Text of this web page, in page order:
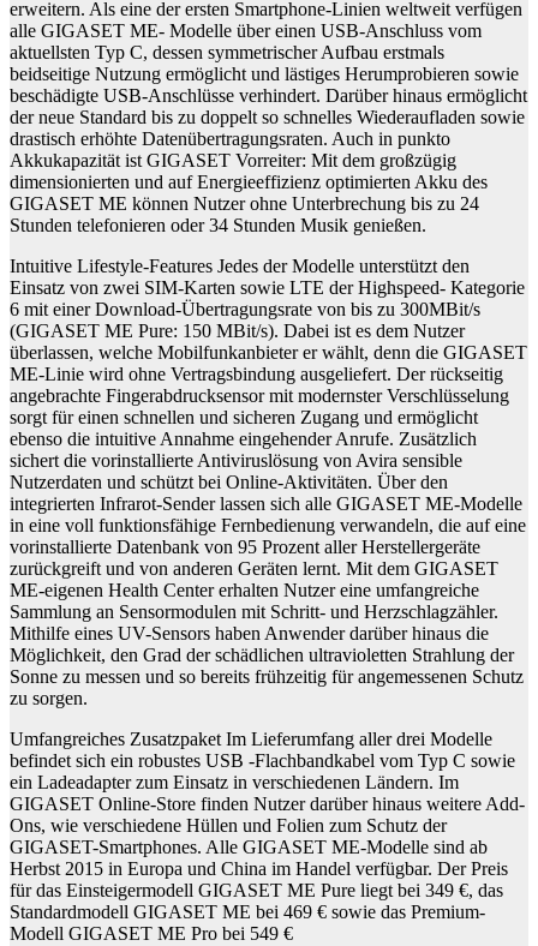
erweitern. Als eine der ersten Smartphone-Linien weltweit verfügen
alle GIGASET ME- Modelle über einen USB-Anschluss vom
aktuellsten Typ C, dessen symmetrischer Aufbau erstmals
beidseitige Nutzung ermöglicht und lästiges Herumprobieren sowie
beschädigte USB-Anschlüsse verhindert. Darüber hinaus ermöglicht
der neue Standard bis zu doppelt so schnelles Wiederaufladen sowie
drastisch erhöhte Datenübertragungsraten. Auch in punkto
Akkukapazität ist GIGASET Vorreiter: Mit dem großzügig
dimensionierten und auf Energieeffizienz optimierten Akku des
GIGASET ME können Nutzer ohne Unterbrechung bis zu 24
Stunden telefonieren oder 34 Stunden Musik genießen.
Intuitive Lifestyle-Features Jedes der Modelle unterstützt den
Einsatz von zwei SIM-Karten sowie LTE der Highspeed- Kategorie
6 mit einer Download-Übertragungsrate von bis zu 300MBit/s
(GIGASET ME Pure: 150 MBit/s). Dabei ist es dem Nutzer
überlassen, welche Mobilfunkanbieter er wählt, denn die GIGASET
ME-Linie wird ohne Vertragsbindung ausgeliefert. Der rückseitig
angebrachte Fingerabdrucksensor mit modernster Verschlüsselung
sorgt für einen schnellen und sicheren Zugang und ermöglicht
ebenso die intuitive Annahme eingehender Anrufe. Zusätzlich
sichert die vorinstallierte Antiviruslösung von Avira sensible
Nutzerdaten und schützt bei Online-Aktivitäten. Über den
integrierten Infrarot-Sender lassen sich alle GIGASET ME-Modelle
in eine voll funktionsfähige Fernbedienung verwandeln, die auf eine
vorinstallierte Datenbank von 95 Prozent aller Herstellergeräte
zurückgreift und von anderen Geräten lernt. Mit dem GIGASET
ME-eigenen Health Center erhalten Nutzer eine umfangreiche
Sammlung an Sensormodulen mit Schritt- und Herzschlagzähler.
Mithilfe eines UV-Sensors haben Anwender darüber hinaus die
Möglichkeit, den Grad der schädlichen ultravioletten Strahlung der
Sonne zu messen und so bereits frühzeitig für angemessenen Schutz
zu sorgen.
Umfangreiches Zusatzpaket Im Lieferumfang aller drei Modelle
befindet sich ein robustes USB -Flachbandkabel vom Typ C sowie
ein Ladeadapter zum Einsatz in verschiedenen Ländern. Im
GIGASET Online-Store finden Nutzer darüber hinaus weitere Add-
Ons, wie verschiedene Hüllen und Folien zum Schutz der
GIGASET-Smartphones. Alle GIGASET ME-Modelle sind ab
Herbst 2015 in Europa und China im Handel verfügbar. Der Preis
für das Einsteigermodell GIGASET ME Pure liegt bei 349 €, das
Standardmodell GIGASET ME bei 469 € sowie das Premium-
Modell GIGASET ME Pro bei 549 €